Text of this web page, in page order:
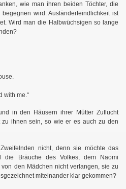
wie man ihren beiden Töchter, die
wird. Ausländerfeindlichkeit ist
Wird man die Halbwüchsigen so lange
with me.“
in den Häusern ihrer Mütter Zuflucht
zu ihnen sein, so wie er es auch zu den
nicht, denn sie möchte das
die Bräuche des Volkes, dem Naomi
den Mädchen nicht verlangen, sie zu
miteinander klar gekommen?